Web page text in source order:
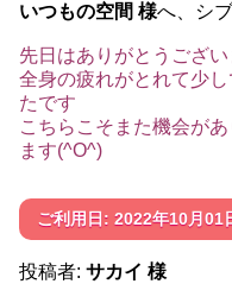
いつもの空間 様へ、シ
先日はありがとうござい
全身の疲れがとれて少
たです
こちらこそまた機会が
ます(^O^)
ご利用日: 2022年10月01
投稿者: サカイ 様